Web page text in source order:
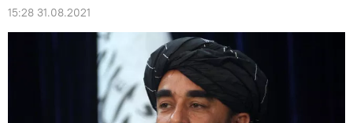
15:28 31.08.2021